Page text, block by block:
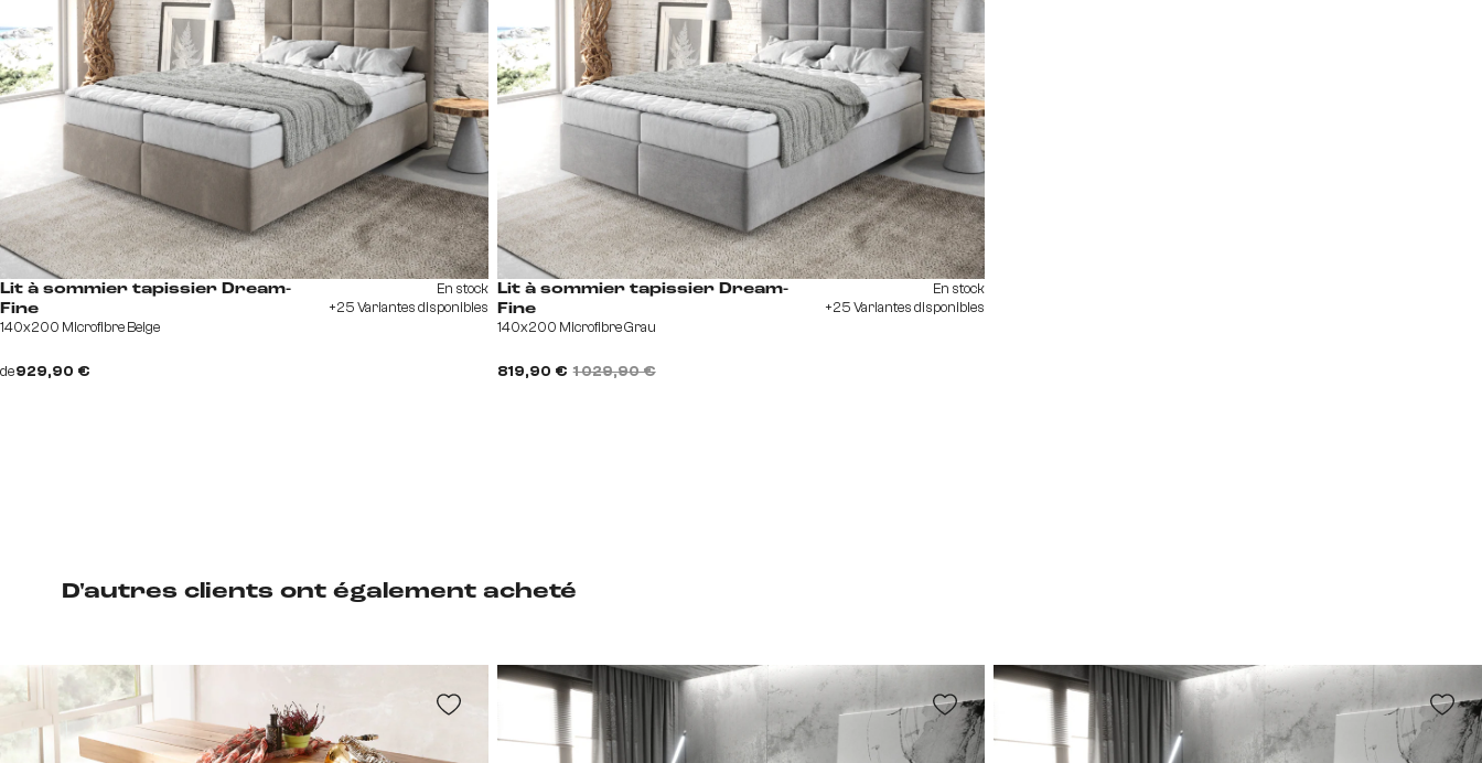
D'autres clients ont également acheté
Lit à sommier tapissier Dream-
Fine
140x200 Microfibre Beige
de929,90 €
En stock
+25 Variantes disponibles
Lit à sommier tapissier Dream-
Fine
140x200 Microfibre Grau
819,90 € 1 029,90 €
En stock
+25 Variantes disponibles